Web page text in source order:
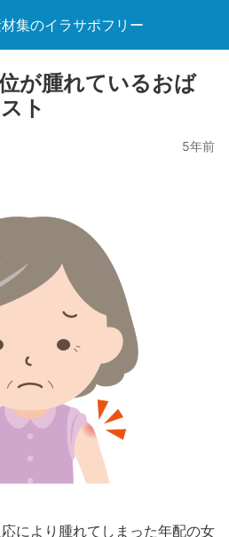
集のイラサポフリー
が腫れているおば
ト
5年前
により腫れてしまった年配の女